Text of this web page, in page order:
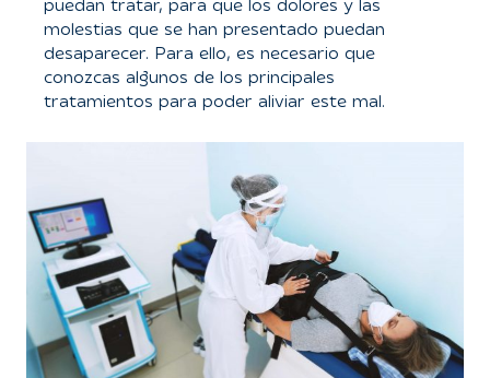
puedan tratar, para que los dolores y las
molestias que se han presentado puedan
desaparecer. Para ello, es necesario que
conozcas algunos de los principales
tratamientos para poder aliviar este mal.